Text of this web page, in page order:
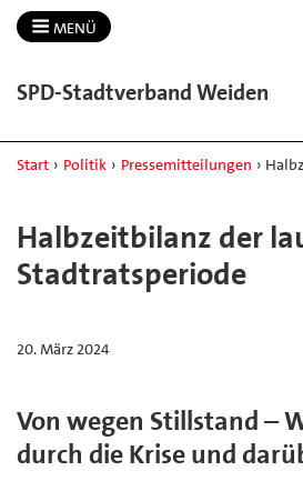
MENÜ
SPD-​Stadtverband Weiden
Start › Politik › Pressemitteilungen ›
Halbzeitbilanz der
Stadtratsperiode
20. März 2024
Von wegen Stillstand –
durch die Krise und